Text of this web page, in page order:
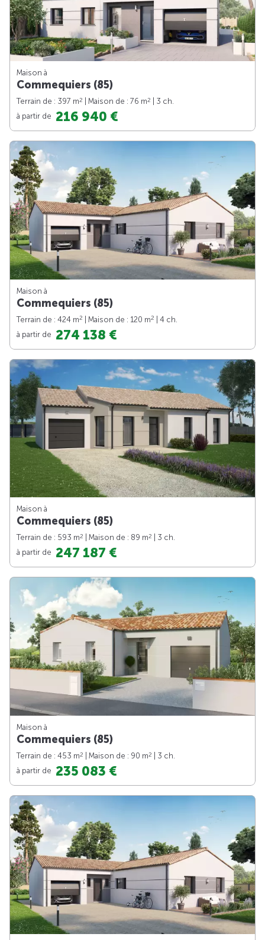
Maison à
Commequiers (85)
Terrain de : 397 m2 | Maison de : 76 m2
| 3 ch.
à partir de 216 940 €
Maison à
Commequiers (85)
Terrain de : 424 m2 | Maison de : 120 m2
| 4 ch.
à partir de 274 138 €
Maison à
Commequiers (85)
Terrain de : 593 m2 | Maison de : 89 m2
| 3 ch.
à partir de 247 187 €
Maison à
Commequiers (85)
Terrain de : 453 m2 | Maison de : 90 m2
| 3 ch.
à partir de 235 083 €